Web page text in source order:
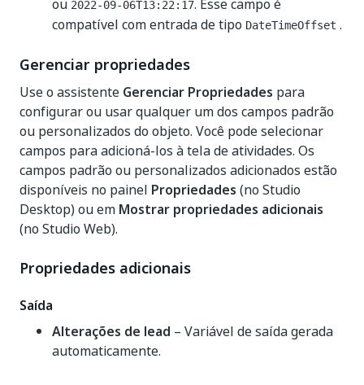
ou 2022-09-06T13:22:17. Esse campo é
compatível com entrada de tipo DateTimeOffset .
Gerenciar propriedades
Use o assistente Gerenciar Propriedades para
configurar ou usar qualquer um dos campos padrão
ou personalizados do objeto. Você pode selecionar
campos para adicioná-los à tela de atividades. Os
campos padrão ou personalizados adicionados estão
disponíveis no painel Propriedades (no Studio
Desktop) ou em Mostrar propriedades adicionais
(no Studio Web).
Propriedades adicionais
Saída
Alterações de lead – Variável de saída gerada
automaticamente.